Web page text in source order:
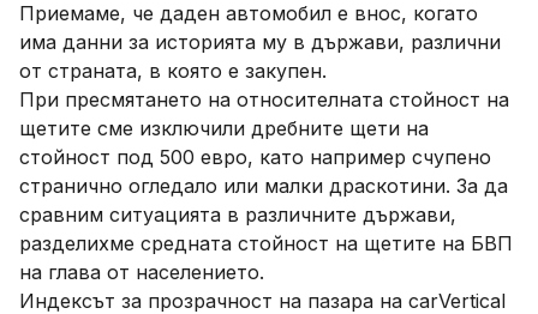
Приемаме, че даден автомобил е внос, когато
има данни за историята му в държави, различни
от страната, в която е закупен.
При пресмятането на относителната стойност на
щетите сме изключили дребните щети на
стойност под 500 евро, като например счупено
странично огледало или малки драскотини. За да
сравним ситуацията в различните държави,
разделихме средната стойност на щетите на БВП
на глава от населението.
Индексът за прозрачност на пазара на carVertical